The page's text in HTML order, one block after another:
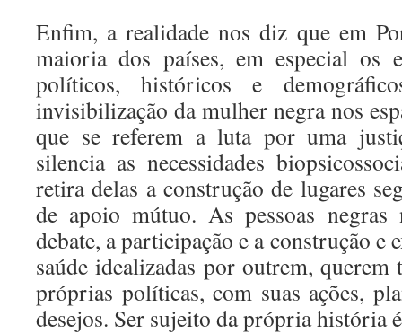
Enfim, a realidade nos diz que em
maioria dos países, em especial os
políticos, históricos e
invisibilização da mulher negra nos
que se referem a luta por uma
silencia as necessidades
retira delas a construção de lugares
de apoio mútuo. As pessoas negras
debate, a participação e a construção e
saúde idealizadas por outrem, querem
próprias políticas, com suas ações,
desejos. Ser sujeito da própria história